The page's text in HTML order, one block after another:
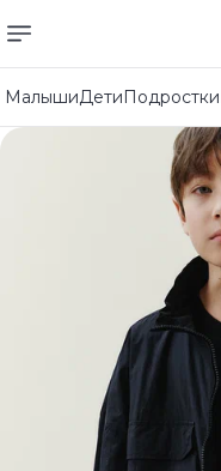
МалышиДетиПодростки